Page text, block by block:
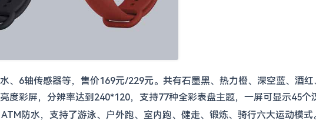
、6轴传感器等，售价169元/229元。共有石墨黑、热力橙、深空蓝、酒红
度彩屏，分辨率达到240*120，支持77种全彩表盘主题，一屏可显示45
防水，支持了游泳、户外跑、室内跑、健走、锻炼、骑行六大运动模